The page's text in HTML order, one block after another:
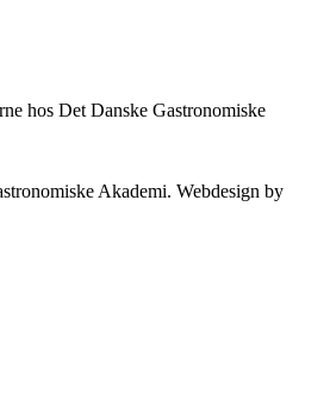
hos Det Danske Gastronomiske
Akademi. Webdesign by